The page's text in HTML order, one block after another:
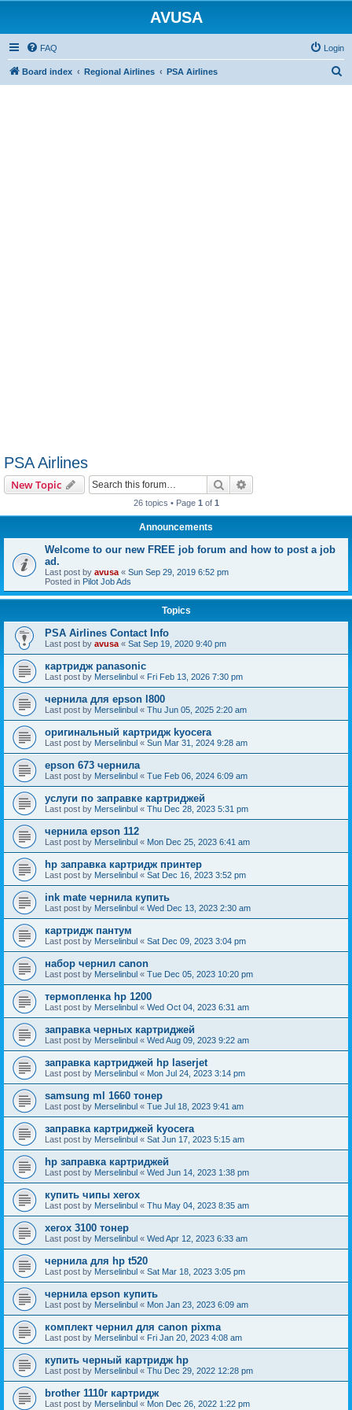
AVUSA
FAQ Login
Board index Regional Airlines PSA Airlines
PSA Airlines
New Topic Search
26 topics • Page 1 of 1
Announcements
Welcome to our new FREE job forum and how to post a job
ad.
Last post by avusa « Sun Sep 29, 2019 6:52 pm
Posted in Pilot Job Ads
Topics
PSA Airlines Contact Info
Last post by avusa « Sat Sep 19, 2020 9:40 pm
картридж panasonic
Last post by Merselinbul « Fri Feb 13, 2026 7:30 pm
чернила для epson l800
Last post by Merselinbul « Thu Jun 05, 2025 2:20 am
оригинальный картридж kyocera
Last post by Merselinbul « Sun Mar 31, 2024 9:28 am
epson 673 чернила
Last post by Merselinbul « Tue Feb 06, 2024 6:09 am
услуги по заправке картриджей
Last post by Merselinbul « Thu Dec 28, 2023 5:31 pm
чернила epson 112
Last post by Merselinbul « Mon Dec 25, 2023 6:41 am
hp заправка картридж принтер
Last post by Merselinbul « Sat Dec 16, 2023 3:52 pm
ink mate чернила купить
Last post by Merselinbul « Wed Dec 13, 2023 2:30 am
картридж пантум
Last post by Merselinbul « Sat Dec 09, 2023 3:04 pm
набор чернил canon
Last post by Merselinbul « Tue Dec 05, 2023 10:20 pm
термопленка hp 1200
Last post by Merselinbul « Wed Oct 04, 2023 6:31 am
заправка черных картриджей
Last post by Merselinbul « Wed Aug 09, 2023 9:22 am
заправка картриджей hp laserjet
Last post by Merselinbul « Mon Jul 24, 2023 3:14 pm
samsung ml 1660 тонер
Last post by Merselinbul « Tue Jul 18, 2023 9:41 am
заправка картриджей kyocera
Last post by Merselinbul « Sat Jun 17, 2023 5:15 am
hp заправка картриджей
Last post by Merselinbul « Wed Jun 14, 2023 1:38 pm
купить чипы xerox
Last post by Merselinbul « Thu May 04, 2023 8:35 am
xerox 3100 тонер
Last post by Merselinbul « Wed Apr 12, 2023 6:33 am
чернила для hp t520
Last post by Merselinbul « Sat Mar 18, 2023 3:05 pm
чернила epson купить
Last post by Merselinbul « Mon Jan 23, 2023 6:09 am
комплект чернил для canon pixma
Last post by Merselinbul « Fri Jan 20, 2023 4:08 am
купить черный картридж hp
Last post by Merselinbul « Thu Dec 29, 2022 12:28 pm
brother 1110r картридж
Last post by Merselinbul « Mon Dec 26, 2022 1:22 pm